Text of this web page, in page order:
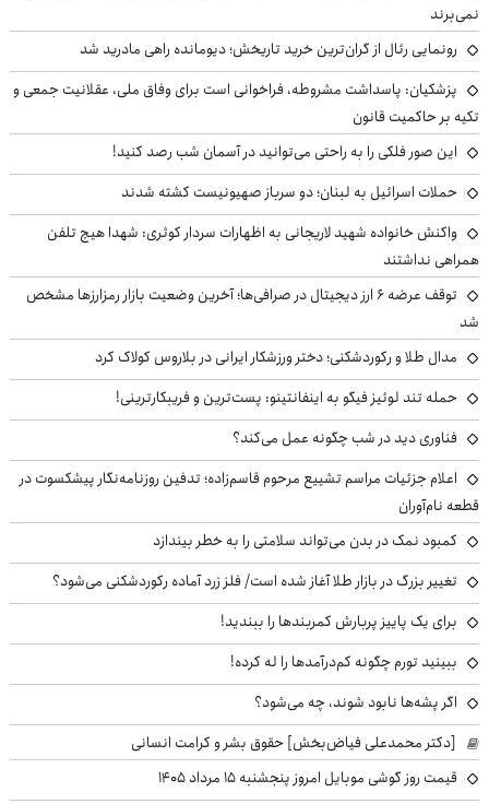
نمی‌برند
رونمایی رئال از گران‌ترین خرید تاریخش؛ دیومانده راهی مادرید شد
پزشکیان: پاسداشت مشروطه، فراخوانی است برای وفاق ملی، عقلانیت جمعی و
تکیه بر حاکمیت قانون
این صور فلکی را به راحتی می‌توانید در آسمان شب رصد کنید!
حملات اسرائیل به لبنان؛ دو سرباز صهیونیست کشته شدند
واکنش خانواده شهید لاریجانی به اظهارات سردار کوثری: شهدا هیچ تلفن
همراهی نداشتند
توقف عرضه ۶ ارز دیجیتال در صرافی‌ها؛ آخرین وضعیت بازار رمزارزها مشخص
شد
مدال طلا و رکوردشکنی؛ دختر ورزشکار ایرانی در بلاروس کولاک کرد
حمله تند لوئیز فیگو به اینفانتینو: پست‌ترین و فریبکارترینی!
فناوری دید در شب چگونه عمل می‌کند؟
اعلام جزئیات مراسم تشییع مرحوم قاسم‌زاده؛ تدفین روزنامه‌نگار پیشکسوت در
قطعه نام‌آوران
کمبود نمک در بدن می‌تواند سلامتی را به خطر بیندازد
تغییر بزرگ در بازار طلا آغاز شده است/ فلز زرد آماده رکوردشکنی می‌شود؟
برای یک پاییز پربارش کمربندها را ببندید!
ببینید تورم چگونه کم‌درآمدها را له کرده!
اگر پشه‌ها نابود شوند، چه می‌شود؟
[دکتر محمدعلی فیاض‌بخش] حقوق بشر و کرامت انسانی
قیمت روز گوشی موبایل امروز پنجشنبه ۱۵ مرداد ۱۴۰۵